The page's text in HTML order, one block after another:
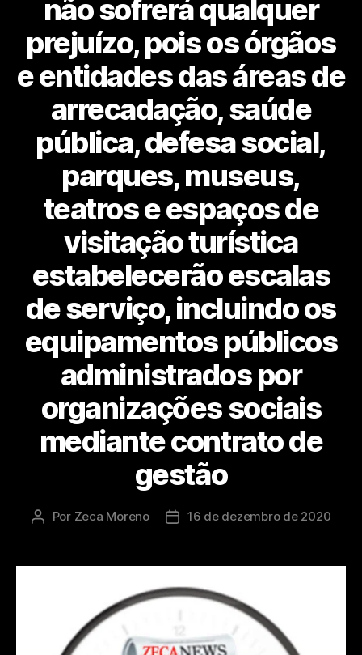
não sofrerá qualquer
prejuízo, pois os órgãos
e entidades das áreas de
arrecadação, saúde
pública, defesa social,
parques, museus,
teatros e espaços de
visitação turística
estabelecerão escalas
de serviço, incluindo os
equipamentos públicos
administrados por
organizações sociais
mediante contrato de
gestão
Por Zeca Moreno 16 de dezembro de 2020